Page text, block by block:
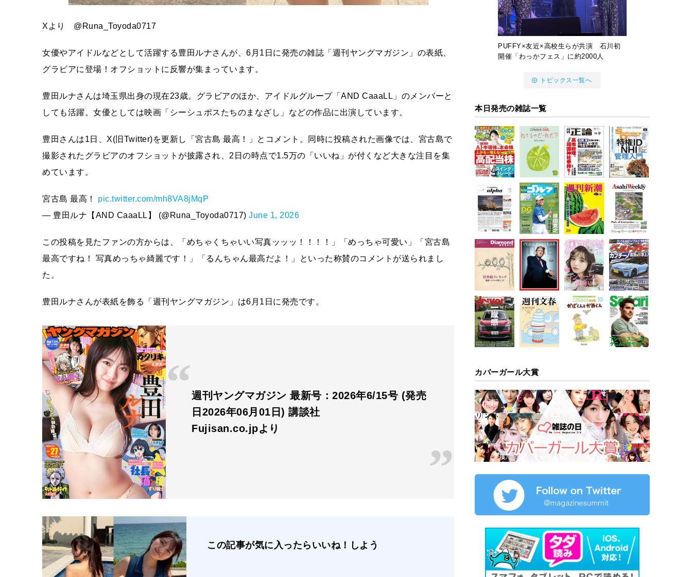
Xより @Runa_Toyoda0717
女優やアイドルなどとして活躍する豊田ルナさんが、6月1日に発売の雑誌「週刊ヤングマガジン」の表紙、
グラビアに登場！オフショットに反響が集まっています。
豊田ルナさんは埼玉県出身の現在23歳。グラビアのほか、アイドルグループ「AND CaaaLL」のメンバーと
しても活躍。女優としては映画「シーシュポスたちのまなざし」などの作品に出演しています。
豊田さんは1日、X(旧Twitter)を更新し「宮古島 最高！」とコメント。同時に投稿された画像では、宮古島で
撮影されたグラビアのオフショットが披露され、2日の時点で1.5万の「いいね」が付くなど大きな注目を集
めています。
宮古島 最高！ pic.twitter.com/mh8VA8jMqP
— 豊田ルナ【AND CaaaLL】 (@Runa_Toyoda0717) June 1, 2026
この投稿を見たファンの方からは、「めちゃくちゃいい写真ッッッ！！！！」「めっちゃ可愛い」「宮古島
最高ですね！ 写真めっちゃ綺麗です！」「るんちゃん最高だよ！」といった称賛のコメントが送られまし
た。
豊田ルナさんが表紙を飾る「週刊ヤングマガジン」は6月1日に発売です。
週刊ヤングマガジン 最新号：2026年6/15号 (発売
日2026年06月01日) 講談社
Fujisan.co.jpより
この記事が気に入ったらいいね！しよう
PUFFY×友近×高校生らが共演 石川初
開催「わっかフェス」に約2000人
トピックス一覧へ
本日発売の雑誌一覧
カバーガール大賞